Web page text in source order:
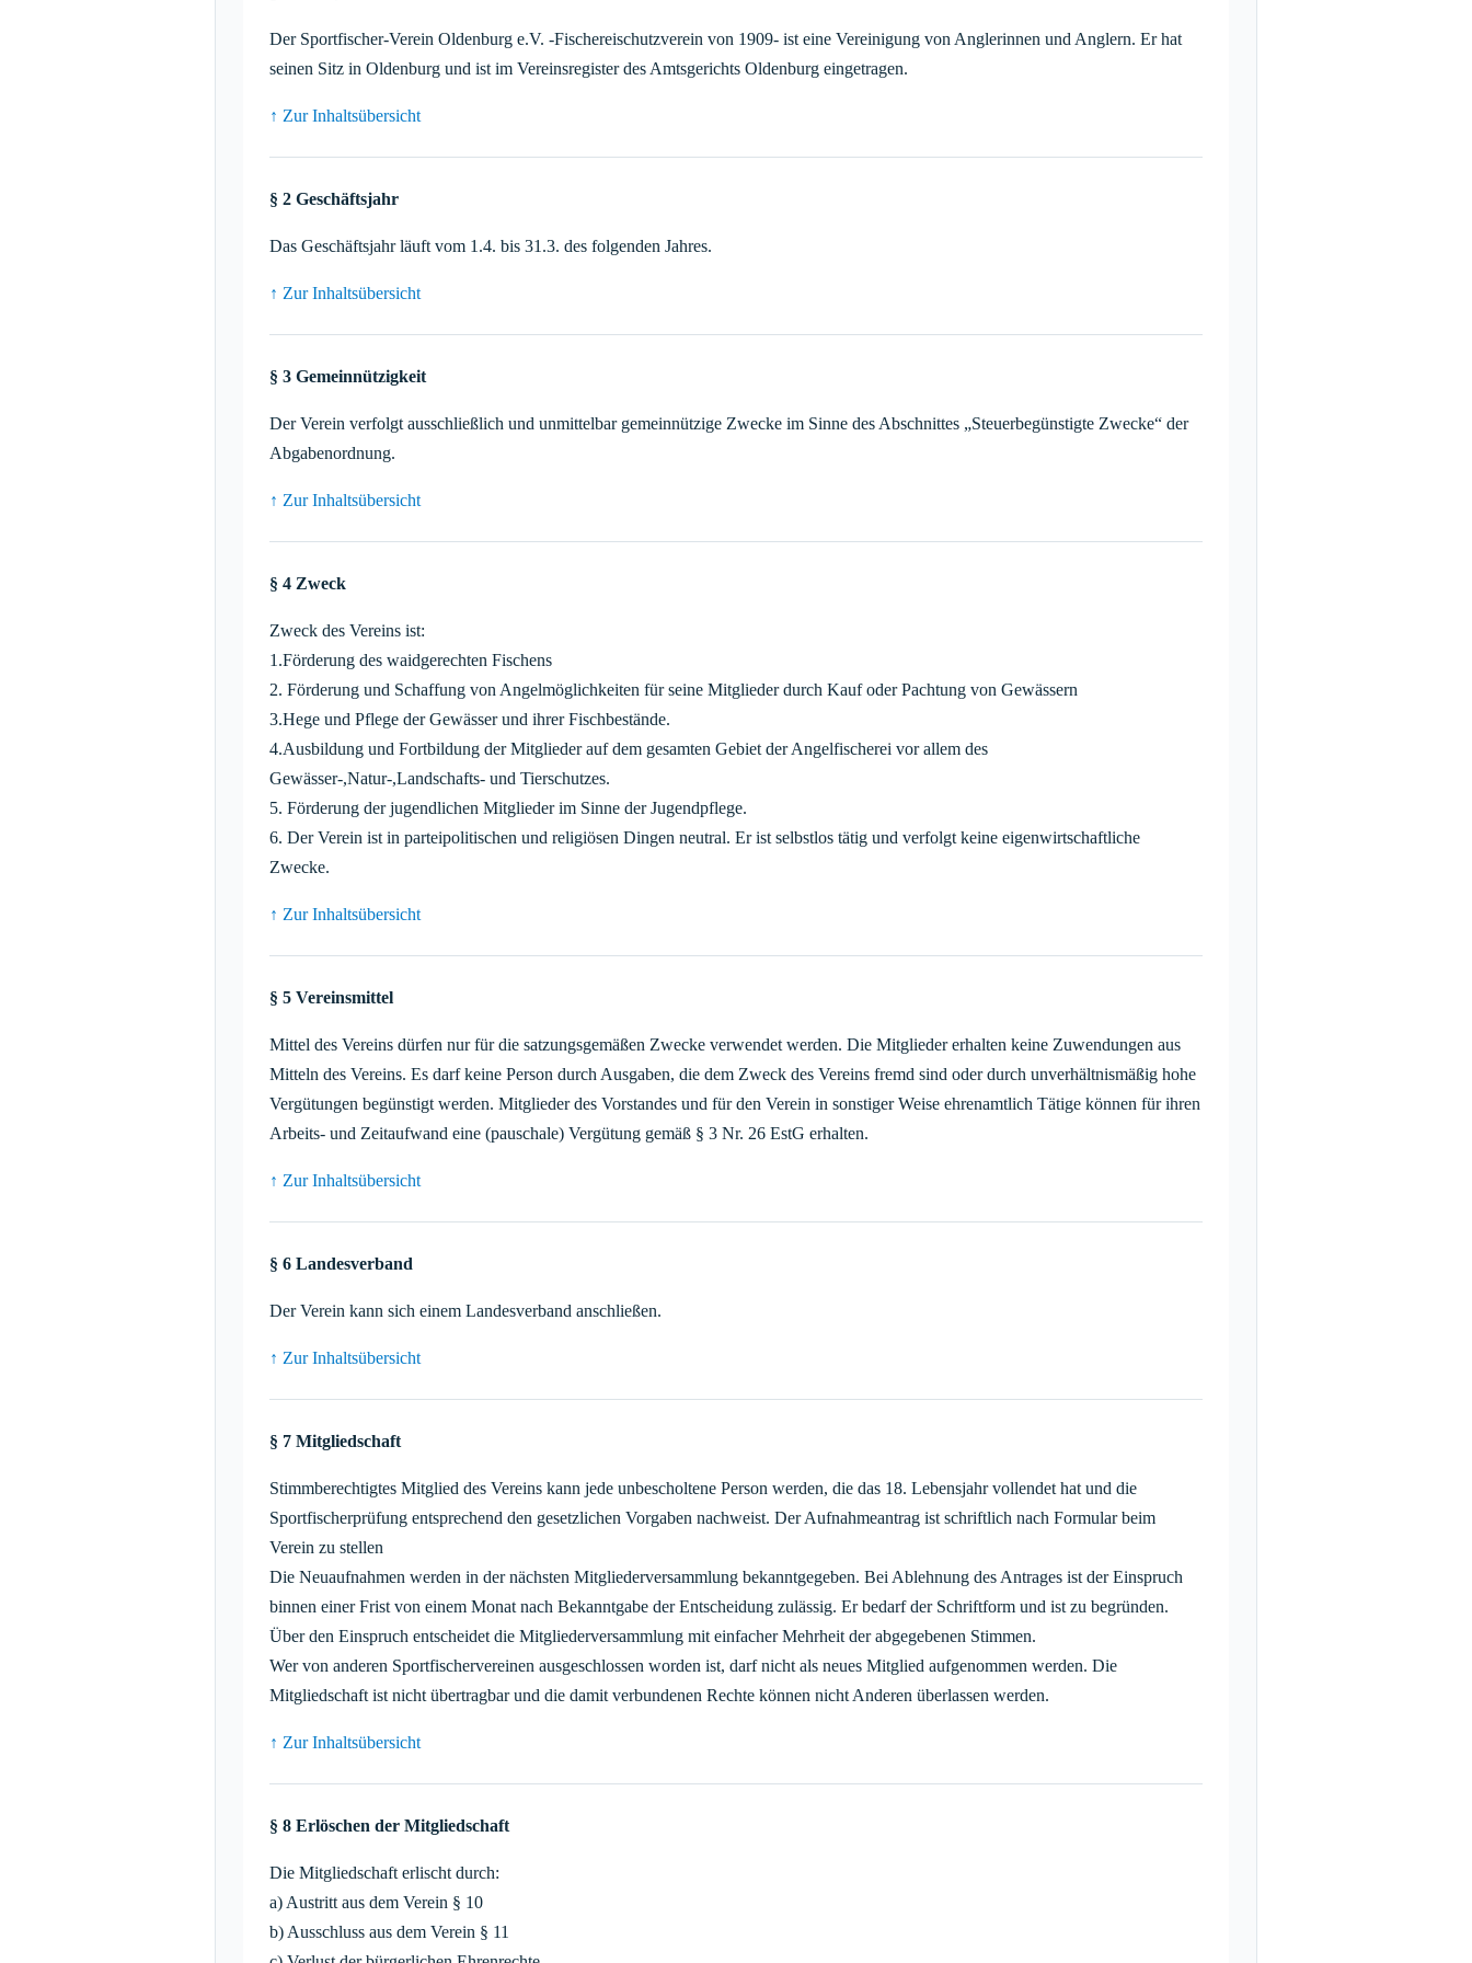
Der Sportfischer-Verein Oldenburg e.V. -Fischereischutzverein von 1909- ist eine Vereinigung von Anglerinnen und Anglern. Er hat
seinen Sitz in Oldenburg und ist im Vereinsregister des Amtsgerichts Oldenburg eingetragen.
↑ Zur Inhaltsübersicht
§ 2 Geschäftsjahr
Das Geschäftsjahr läuft vom 1.4. bis 31.3. des folgenden Jahres.
↑ Zur Inhaltsübersicht
§ 3 Gemeinnützigkeit
Der Verein verfolgt ausschließlich und unmittelbar gemeinnützige Zwecke im Sinne des Abschnittes „Steuerbegünstigte Zwecke“ der
Abgabenordnung.
↑ Zur Inhaltsübersicht
§ 4 Zweck
Zweck des Vereins ist:
1.Förderung des waidgerechten Fischens
2. Förderung und Schaffung von Angelmöglichkeiten für seine Mitglieder durch Kauf oder Pachtung von Gewässern
3.Hege und Pflege der Gewässer und ihrer Fischbestände.
4.Ausbildung und Fortbildung der Mitglieder auf dem gesamten Gebiet der Angelfischerei vor allem des
Gewässer-,Natur-,Landschafts- und Tierschutzes.
5. Förderung der jugendlichen Mitglieder im Sinne der Jugendpflege.
6. Der Verein ist in parteipolitischen und religiösen Dingen neutral. Er ist selbstlos tätig und verfolgt keine eigenwirtschaftliche
Zwecke.
↑ Zur Inhaltsübersicht
§ 5 Vereinsmittel
Mittel des Vereins dürfen nur für die satzungsgemäßen Zwecke verwendet werden. Die Mitglieder erhalten keine Zuwendungen aus
Mitteln des Vereins. Es darf keine Person durch Ausgaben, die dem Zweck des Vereins fremd sind oder durch unverhältnismäßig hohe
Vergütungen begünstigt werden. Mitglieder des Vorstandes und für den Verein in sonstiger Weise ehrenamtlich Tätige können für ihren
Arbeits- und Zeitaufwand eine (pauschale) Vergütung gemäß § 3 Nr. 26 EstG erhalten.
↑ Zur Inhaltsübersicht
§ 6 Landesverband
Der Verein kann sich einem Landesverband anschließen.
↑ Zur Inhaltsübersicht
§ 7 Mitgliedschaft
Stimmberechtigtes Mitglied des Vereins kann jede unbescholtene Person werden, die das 18. Lebensjahr vollendet hat und die
Sportfischerprüfung entsprechend den gesetzlichen Vorgaben nachweist. Der Aufnahmeantrag ist schriftlich nach Formular beim
Verein zu stellen
Die Neuaufnahmen werden in der nächsten Mitgliederversammlung bekanntgegeben. Bei Ablehnung des Antrages ist der Einspruch
binnen einer Frist von einem Monat nach Bekanntgabe der Entscheidung zulässig. Er bedarf der Schriftform und ist zu begründen.
Über den Einspruch entscheidet die Mitgliederversammlung mit einfacher Mehrheit der abgegebenen Stimmen.
Wer von anderen Sportfischervereinen ausgeschlossen worden ist, darf nicht als neues Mitglied aufgenommen werden. Die
Mitgliedschaft ist nicht übertragbar und die damit verbundenen Rechte können nicht Anderen überlassen werden.
↑ Zur Inhaltsübersicht
§ 8 Erlöschen der Mitgliedschaft
Die Mitgliedschaft erlischt durch:
a) Austritt aus dem Verein § 10
b) Ausschluss aus dem Verein § 11